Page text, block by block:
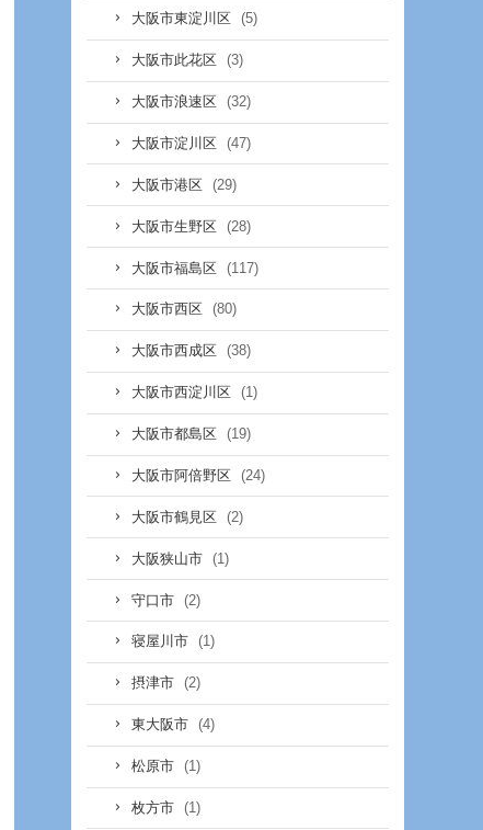
大阪市東淀川区 (5)
大阪市此花区 (3)
大阪市浪速区 (32)
大阪市淀川区 (47)
大阪市港区 (29)
大阪市生野区 (28)
大阪市福島区 (117)
大阪市西区 (80)
大阪市西成区 (38)
大阪市西淀川区 (1)
大阪市都島区 (19)
大阪市阿倍野区 (24)
大阪市鶴見区 (2)
大阪狭山市 (1)
守口市 (2)
寝屋川市 (1)
摂津市 (2)
東大阪市 (4)
松原市 (1)
枚方市 (1)